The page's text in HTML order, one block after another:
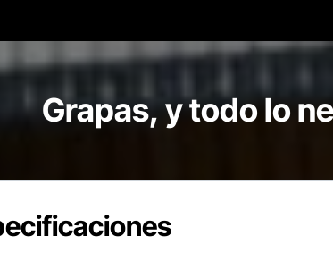
Grapas, y todo lo